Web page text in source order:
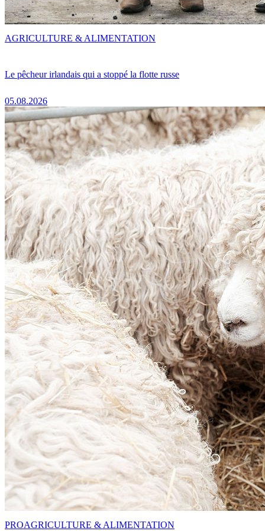
Le pêcheur irlandais qui a stoppé la flotte russe
05.08.2026
AGRICULTURE & ALIMENTATION
PROAGRICULTURE & ALIMENTATION